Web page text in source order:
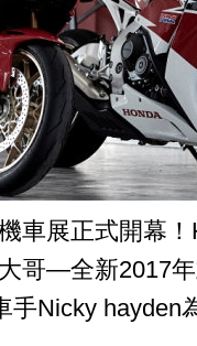
車展正式開幕
哥—全新2017
手Nicky hayden